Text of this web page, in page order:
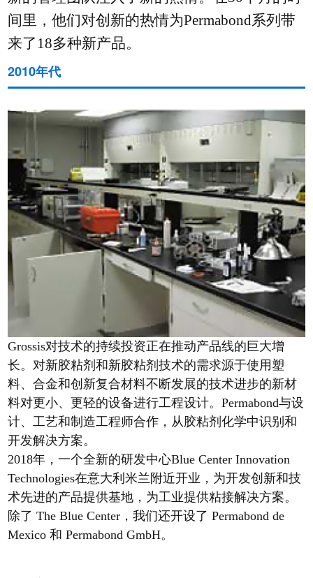
间里，他们对创新的热情为Permabond系列带
来了18多种新产品。
2010年代
Grossis对技术的持续投资正在推动产品线的巨大增
长。对新胶粘剂和新胶粘剂技术的需求源于使用塑
料、合金和创新复合材料不断发展的技术进步的新材
料对更小、更轻的设备进行工程设计。Permabond与设
计、工艺和制造工程师合作，从胶粘剂化学中识别和
开发解决方案。
2018年，一个全新的研发中心Blue Center Innovation
Technologies在意大利米兰附近开业，为开发创新和技
术先进的产品提供基地，为工业提供粘接解决方案。
除了 The Blue Center，我们还开设了 Permabond de
Mexico 和 Permabond GmbH。